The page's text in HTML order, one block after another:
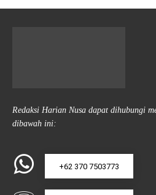
Redaksi Harian Nusa dapat dihubungi
dibawah ini:
+62 370 7503773